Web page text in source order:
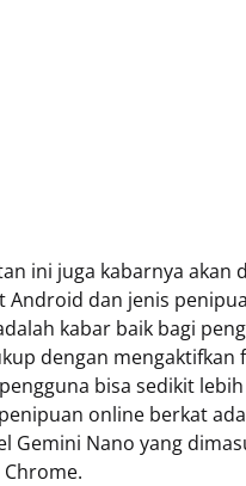
ini juga kabarnya akan
Android dan jenis
kabar baik bagi
dengan mengaktifkan
bisa sedikit
online berkat
Gemini Nano yang